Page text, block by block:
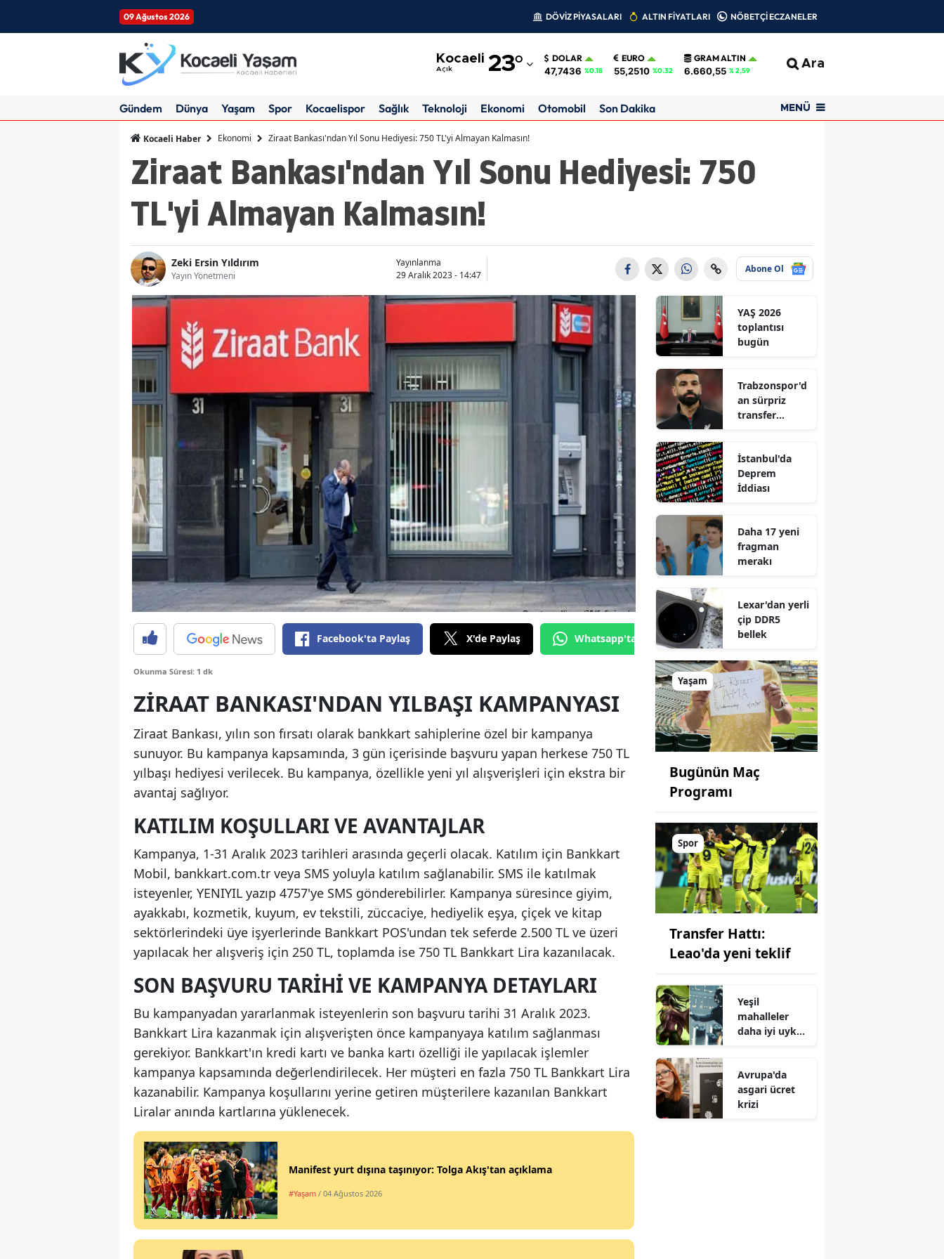
09 Ağustos 2026 DÖVİZ PİYASALARI ALTIN FİYATLARI NÖBETÇİ ECZANELER
Kocaeli
Açık 23°
Adıyaman
Amasya
Ankara
Antalya
Artvin
Aydın
Balıkesir
Bingöl
Bitlis
Bolu
Burdur
Çanakkale
Çankırı
Çorum
Denizli
Edirne
Erzincan
Erzurum
Eskişehir
Giresun
Gümüşhane
Hakkari
Hatay
Isparta
İstanbul
İzmir
Kars
Kastamonu
Kırşehir
DOLAR
47,7436 %0.18
EURO
55,2510 %0.32
GRAM ALTIN
6.660,55 % 2,59 Ara
Gündem Dünya Yaşam Spor Kocaelispor Sağlık Teknoloji Ekonomi Otomobil Son Dakika MENÜ
Kocaeli Haber Ekonomi Ziraat Bankası'ndan Yıl Sonu Hediyesi: 750 TL'yi Almayan Kalmasın!
Ziraat Bankası'ndan Yıl Sonu Hediyesi: 750
TL'yi Almayan Kalmasın!
Zeki Ersin Yıldırım
Yayın Yönetmeni
Yayınlanma
29 Aralık 2023 - 14:47
Abone Ol
Facebook'ta Paylaş X'de Paylaş Whatsapp'tan Gönder
Okunma Süresi: 1 dk
ZIRAAT BANKASI'NDAN YILBAŞI KAMPANYASI
Ziraat Bankası, yılın son fırsatı olarak bankkart sahiplerine özel bir kampanya
sunuyor. Bu kampanya kapsamında, 3 gün içerisinde başvuru yapan herkese 750 TL
yılbaşı hediyesi verilecek. Bu kampanya, özellikle yeni yıl alışverişleri için ekstra bir
avantaj sağlıyor.
KATILIM KOŞULLARI VE AVANTAJLAR
Kampanya, 1-31 Aralık 2023 tarihleri arasında geçerli olacak. Katılım için Bankkart
Mobil, bankkart.com.tr veya SMS yoluyla katılım sağlanabilir. SMS ile katılmak
isteyenler, YENIYIL yazıp 4757'ye SMS gönderebilirler. Kampanya süresince giyim,
ayakkabı, kozmetik, kuyum, ev tekstili, züccaciye, hediyelik eşya, çiçek ve kitap
sektörlerindeki üye işyerlerinde Bankkart POS'undan tek seferde 2.500 TL ve üzeri
yapılacak her alışveriş için 250 TL, toplamda ise 750 TL Bankkart Lira kazanılacak.
SON BAŞVURU TARIHI VE KAMPANYA DETAYLARI
Bu kampanyadan yararlanmak isteyenlerin son başvuru tarihi 31 Aralık 2023.
Bankkart Lira kazanmak için alışverişten önce kampanyaya katılım sağlanması
gerekiyor. Bankkart'ın kredi kartı ve banka kartı özelliği ile yapılacak işlemler
kampanya kapsamında değerlendirilecek. Her müşteri en fazla 750 TL Bankkart Lira
kazanabilir. Kampanya koşullarını yerine getiren müşterilere kazanılan Bankkart
Liralar anında kartlarına yüklenecek.
Manifest yurt dışına taşınıyor: Tolga Akış'tan açıklama
#Yaşam / 04 Ağustos 2026
YAŞ 2026
toplantısı
bugün
Trabzonspor'd
an sürpriz
transfer
İstanbul'da
Deprem
İddiası
Daha 17 yeni
fragman
merakı
Lexar'dan yerli
çip DDR5
bellek
Yaşam
Bugünün Maç
Programı
Spor
Transfer Hattı:
Leao'da yeni teklif
Yeşil
mahalleler
daha iyi uyku
Avrupa'da
asgari ücret
krizi